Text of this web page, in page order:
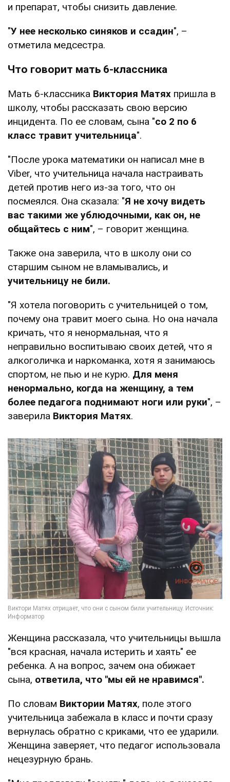
и препарат, чтобы снизить давление.
"У нее несколько синяков и ссадин", –
отметила медсестра.
Что говорит мать 6-классника
Мать 6-классника Виктория Матях пришла в
школу, чтобы рассказать свою версию
инцидента. По ее словам, сына "со 2 по 6
класс травит учительница".
"После урока математики он написал мне в
Viber, что учительница начала настраивать
детей против него из-за того, что он
посмеялся. Она сказала: "Я не хочу видеть
вас такими же ублюдочными, как он, не
общайтесь с ним", – говорит женщина.
Также она заверила, что в школу они со
старшим сыном не вламывались, и
учительницу не били.
"Я хотела поговорить с учительницей о том,
почему она травит моего сына. Но она начала
кричать, что я ненормальная, что я
неправильно воспитываю своих детей, что я
алкоголичка и наркоманка, хотя я занимаюсь
спортом, не пью и не курю. Для меня
ненормально, когда на женщину, а тем
более педагога поднимают ноги или руки", –
заверила Виктория Матях.
Женщина рассказала, что учительницы вышла
"вся красная, начала истерить и хаять" ее
ребенка. А на вопрос, зачем она обижает
сына, ответила, что "мы ей не нравимся".
По словам Виктории Матях, поле этого
учительница забежала в класс и почти сразу
вернулась обратно с криками, что ее ударили.
Женщина заверяет, что педагог использовала
нецезурную брань.